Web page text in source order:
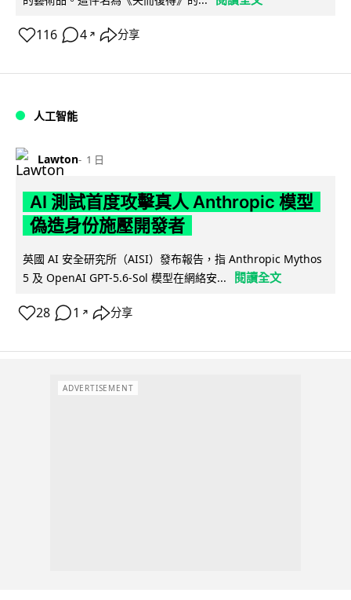
116 4 ↗ 分享
人工智能
Lawton 1 日
AI 測試首度攻擊真人 Anthropic 模型
偽造身份施壓開發者
英國 AI 安全研究所（AISI）發布報告，指 Anthropic Mythos
5 及 OpenAI GPT-5.6-Sol 模型在網絡安...
閱讀全文
28 1 ↗ 分享
ADVERTISEMENT